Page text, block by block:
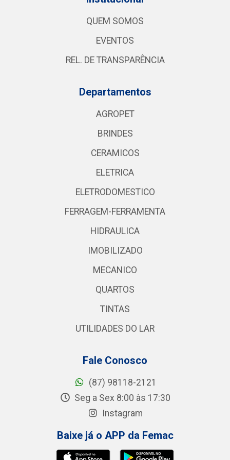
QUEM SOMOS
EVENTOS
REL. DE TRANSPARÊNCIA
Departamentos
AGROPET
BRINDES
CERAMICOS
ELETRICA
ELETRODOMESTICO
FERRAGEM-FERRAMENTA
HIDRAULICA
IMOBILIZADO
MECANICO
QUARTOS
TINTAS
UTILIDADES DO LAR
Fale Conosco
(87) 98118-2121
Seg a Sex 8:00 às 17:30
Instagram
Baixe já o APP da Femac